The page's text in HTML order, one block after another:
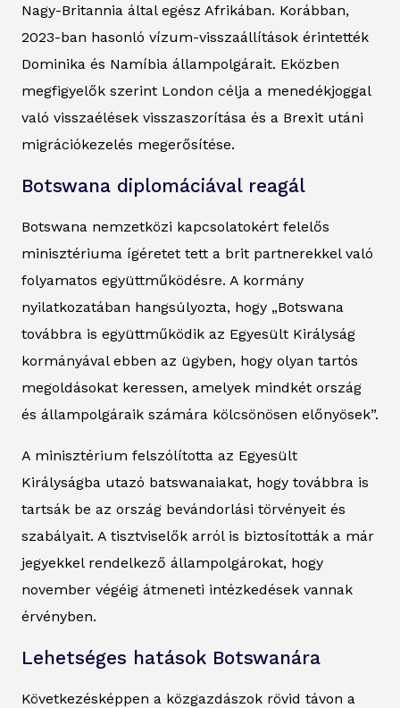
Nagy-Britannia által egész Afrikában. Korábban,
2023-ban hasonló vízum-visszaállítások érintették
Dominika és Namíbia állampolgárait. Eközben
megfigyelők szerint London célja a menedékjoggal
való visszaélések visszaszorítása és a Brexit utáni
migrációkezelés megerősítése.
Botswana diplomáciával reagál
Botswana nemzetközi kapcsolatokért felelős
minisztériuma ígéretet tett a brit partnerekkel való
folyamatos együttműködésre. A kormány
nyilatkozatában hangsúlyozta, hogy „Botswana
továbbra is együttműködik az Egyesült Királyság
kormányával ebben az ügyben, hogy olyan tartós
megoldásokat keressen, amelyek mindkét ország
és állampolgáraik számára kölcsönösen előnyösek”.
A minisztérium felszólította az Egyesült
Királyságba utazó batswanaiakat, hogy továbbra is
tartsák be az ország bevándorlási törvényeit és
szabályait. A tisztviselők arról is biztosították a már
jegyekkel rendelkező állampolgárokat, hogy
november végéig átmeneti intézkedések vannak
érvényben.
Lehetséges hatások Botswanára
Következésképpen a közgazdászok rövid távon a